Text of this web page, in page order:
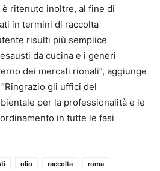
ritenuto inoltre, al fine di
in termini di raccolta
risulti più semplice
da cucina e i generi
dei mercati rionali”, aggiunge
gli uffici del
per la professionalità e le
in tutte le fasi
olio raccolta roma